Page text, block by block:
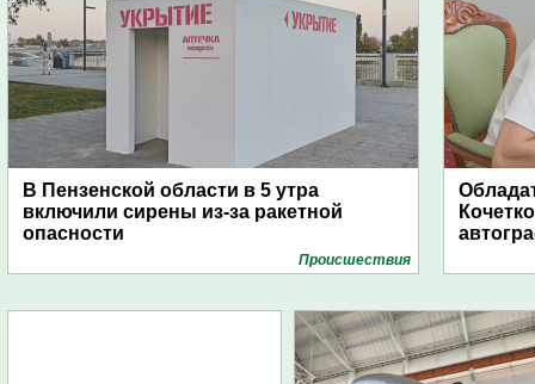
В Пензенской области в 5 утра
включили сирены из-за ракетной
опасности
Проиcшествия